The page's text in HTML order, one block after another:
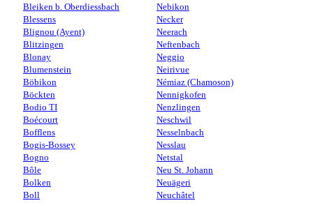
Bleiken b. Oberdiessbach
Blessens
Blignou (Ayent)
Blitzingen
Blonay
Blumenstein
Böbikon
Böckten
Bodio TI
Boécourt
Bofflens
Bogis-Bossey
Bogno
Bôle
Bolken
Boll
Nebikon
Necker
Neerach
Neftenbach
Neggio
Neirivue
Némiaz (Chamoson)
Nennigkofen
Nenzlingen
Neschwil
Nesselnbach
Nesslau
Netstal
Neu St. Johann
Neuägeri
Neuchâtel